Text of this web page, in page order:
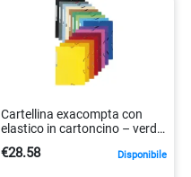
Cartellina exacompta con
elastico in cartoncino – verde
€28.58 Disponibile